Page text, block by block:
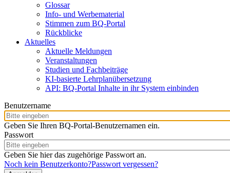
Glossar
Info- und Werbematerial
Stimmen zum BQ-Portal
Rückblicke
Aktuelles
Aktuelle Meldungen
Veranstaltungen
Studien und Fachbeiträge
KI-basierte Lehrplanübersetzung
API: BQ-Portal Inhalte in ihr System einbinden
Benutzername
Geben Sie Ihren BQ-Portal-Benutzernamen ein.
Passwort
Geben Sie hier das zugehörige Passwort an.
Noch kein Benutzerkonto?Passwort vergessen?